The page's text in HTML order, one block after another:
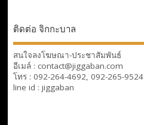
ติดต่อ จิกกะบาล
สนใจลงโฆษณา-ประชาสัมพันธ์
อีเมล์ : contact@jiggaban.com
โทร : 092-264-4692, 092-265-9524
line id : jiggaban